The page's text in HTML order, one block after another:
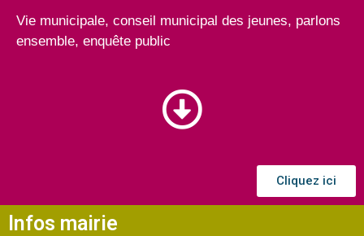
Vie municipale, conseil municipal des jeunes, parlons
ensemble, enquête public
Cliquez ici
Infos mairie